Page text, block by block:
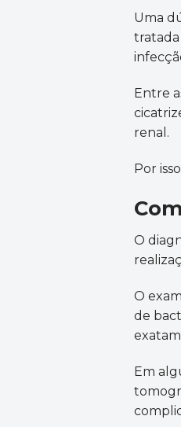
Uma
Entre
renal.
Por
O
O
de
Em